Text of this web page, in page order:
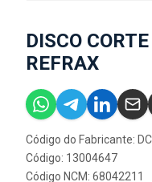
DISCO
REFRAX
Código do Fabricante:
Código: 13004647
Código NCM: 68042211